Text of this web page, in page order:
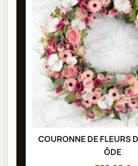
COURONNE DE FLEURS
ÔDE